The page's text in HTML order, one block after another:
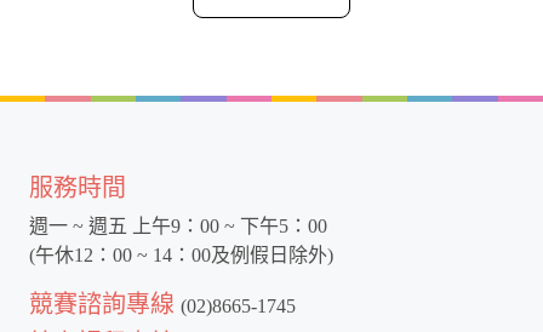
服務時間
週一 ~ 週五 上午9：00 ~ 下午5：00
(午休12：00 ~ 14：00及例假日除外)
競賽諮詢專線 (02)8665-1745